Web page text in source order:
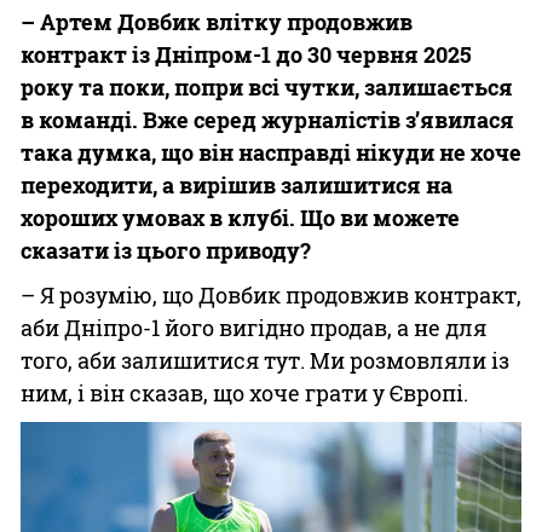
– Артем Довбик влітку продовжив
контракт із Дніпром-1 до 30 червня 2025
року та поки, попри всі чутки, залишається
в команді. Вже серед журналістів з’явилася
така думка, що він насправді нікуди не хоче
переходити, а вирішив залишитися на
хороших умовах в клубі. Що ви можете
сказати із цього приводу?
– Я розумію, що Довбик продовжив контракт,
аби Дніпро-1 його вигідно продав, а не для
того, аби залишитися тут. Ми розмовляли із
ним, і він сказав, що хоче грати у Європі.